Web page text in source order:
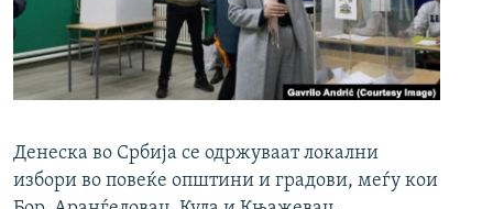
Денеска во Србија се одржуваат локални
избори во повеќе општини и градови, меѓу кои